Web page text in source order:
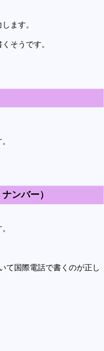
ます。
そうです。
ンバー）
て国際電話で書くのが正し